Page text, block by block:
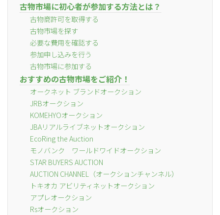
古物市場に初心者が参加する方法とは？
古物商許可を取得する
古物市場を探す
必要な費用を確認する
参加申し込みを行う
古物市場に参加する
おすすめの古物市場をご紹介！
オークネット ブランドオークション
JRBオークション
KOMEHYOオークション
JBAリアルライブネットオークション
EcoRing the Auction
モノバンク ワールドワイドオークション
STAR BUYERS AUCTION
AUCTION CHANNEL（オークションチャンネル）
トキオカ アビリティネットオークション
アプレオークション
Rsオークション